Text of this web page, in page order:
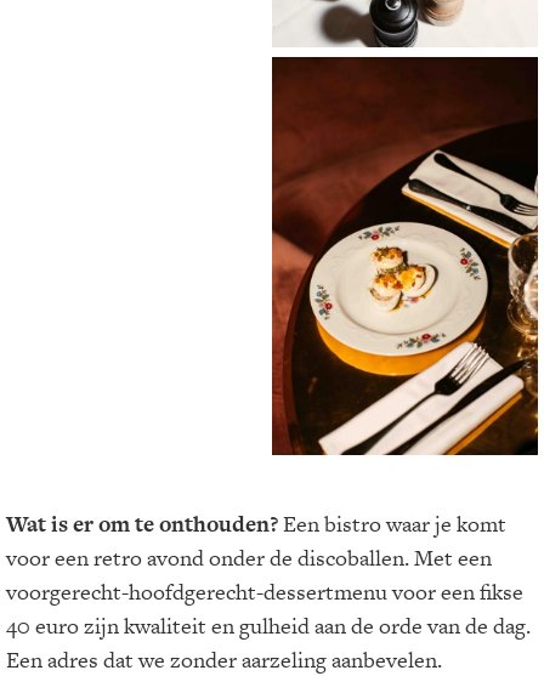
Wat is er om te onthouden?Een bistro waar je komt
voor een retro avond onder de discoballen. Met een
voorgerecht-hoofdgerecht-dessertmenu voor een fikse
40 euro zijn kwaliteit en gulheid aan de orde van de dag.
Een adres dat we zonder aarzeling aanbevelen.